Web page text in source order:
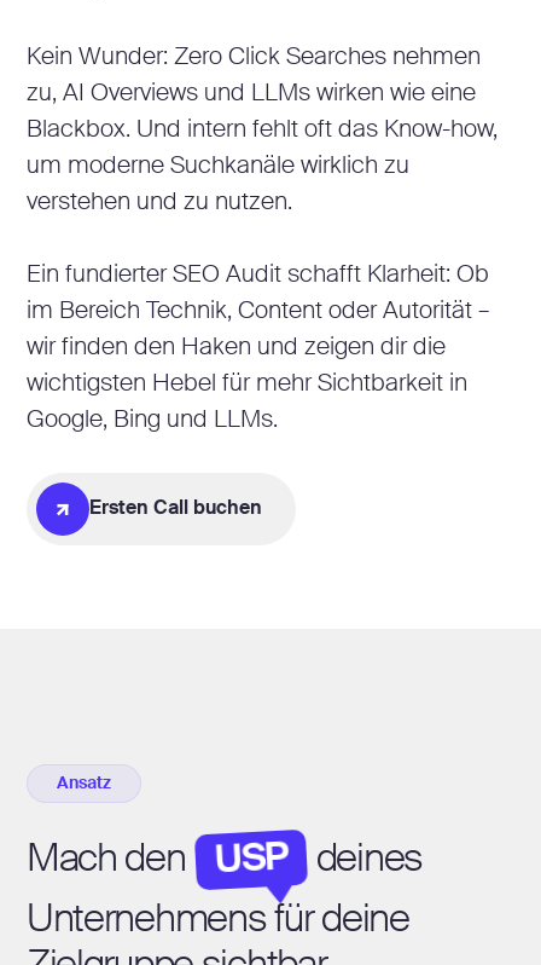
Kein Wunder: Zero Click Searches nehmen
zu, AI Overviews und LLMs wirken wie eine
Blackbox. Und intern fehlt oft das Know-how,
um moderne Suchkanäle wirklich zu
verstehen und zu nutzen.
Ein fundierter SEO Audit schafft Klarheit: Ob
im Bereich Technik, Content oder Autorität –
wir finden den Haken und zeigen dir die
wichtigsten Hebel für mehr Sichtbarkeit in
Google, Bing und LLMs.
Ersten Call buchen
Ansatz
Mach den USP
deines
Unternehmens für deine